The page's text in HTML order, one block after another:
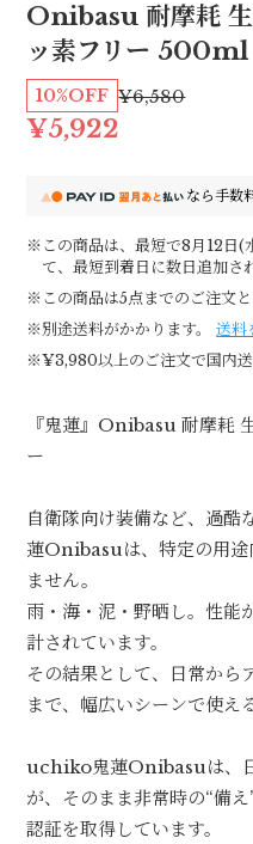
Onibasu 耐摩耗 生
ッ素フリー 500ml
¥6,580
10%OFF
¥5,922
なら手数
※この商品は、最短で8月12日(
て、最短到着日に数日追加さ
※この商品は5点までのご注文と
※別途送料がかかります。
送料
※¥3,980以上のご注文で国内送
『鬼蓮』Onibasu 耐摩耗
ー
自衛隊向け装備など、過
蓮Onibasuは、特定の用途
ません。
雨・海・泥・野晒し。性能
計されています。
その結果として、日常から
まで、幅広いシーンで使え
uchiko鬼蓮Onibasuは、
が、そのまま非常時の“備
認証を取得しています。